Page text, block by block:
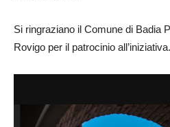
Si ringraziano il Comune di Badia
Rovigo per il patrocinio all’iniziativa.